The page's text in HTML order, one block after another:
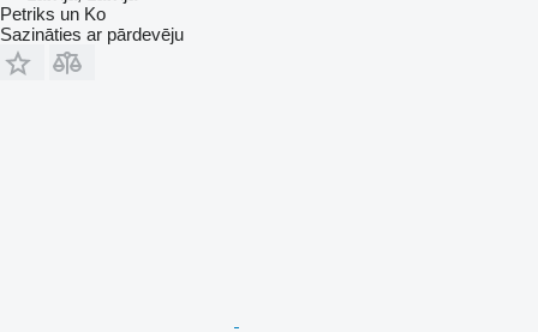
Petriks un Ko
Sazināties ar pārdevēju